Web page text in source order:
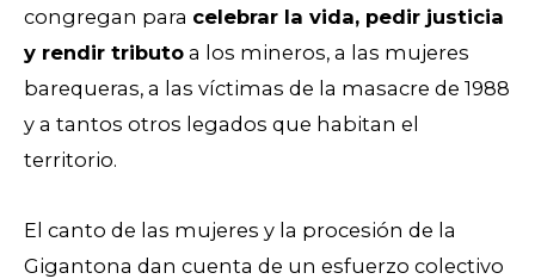
congregan para celebrar la vida, pedir justicia
y rendir tributo a los mineros, a las mujeres
barequeras, a las víctimas de la masacre de 1988
y a tantos otros legados que habitan el
territorio.
El canto de las mujeres y la procesión de la
Gigantona dan cuenta de un esfuerzo colectivo